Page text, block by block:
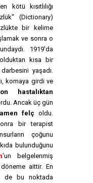
kötü kısıtlılığı
(Dictionary)
bir kelime
ve sonra o
1919'da
kısa bir
yaşadı.
komaya girdi ve
hastalıktan
Ancak üç gün
felç oldu.
bir terapist
çoğunu
bulunduğunu
'un belgelenmiş
aittir. En
de bu noktada